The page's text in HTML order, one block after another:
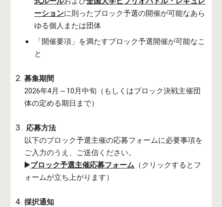
ーションに則ったブロック予選の開催が可能なあら
ゆる個人または団体
「開催要項 」を満たすブロック予選開催が可能なこ
と
募集期間
2026年4月～ 10月中旬（もしくはブロック決戦主催団
体の定める期日まで）
応募方法
以下のブロック予選主催の応募フォームに必要事項を
ご入力のうえ、ご送信ください。
▶️ブロック予選主催応募フォーム （クリックするとフ
ォームが立ち上がります）
採択通知